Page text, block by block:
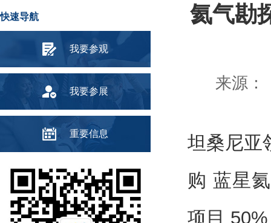
快速导航
我要参观
我要参展
重要信息
氦气勘
来源
坦桑尼亚
购 蓝星
项目